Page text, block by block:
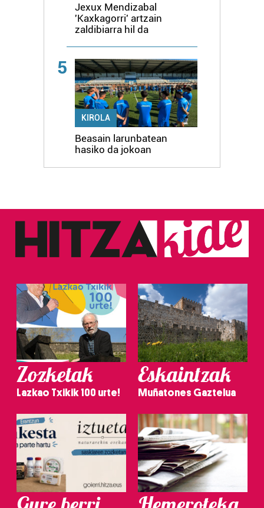
Jexux Mendizabal
'Kaxkagorri' artzain
zaldibiarra hil da
5
KIROLA
Beasain larunbatean
hasiko da jokoan
Zozketak
Lazkao Txikik 100 urte!
Eskaintzak
Muñatones Gaztelua